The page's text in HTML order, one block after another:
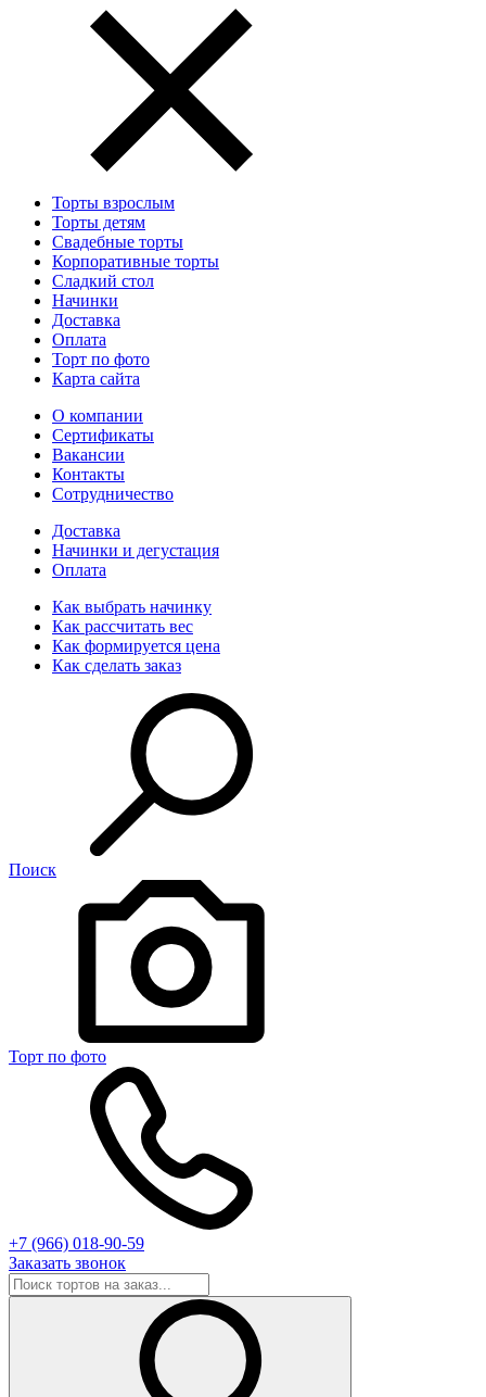
Торты взрослым
Торты детям
Свадебные торты
Корпоративные торты
Сладкий стол
Начинки
Доставка
Оплата
Торт по фото
Карта сайта
О компании
Сертификаты
Вакансии
Контакты
Сотрудничество
Доставка
Начинки и дегустация
Оплата
Как выбрать начинку
Как рассчитать вес
Как формируется цена
Как сделать заказ
Поиск
Торт по фото
+7 (966) 018-90-59
Заказать звонок